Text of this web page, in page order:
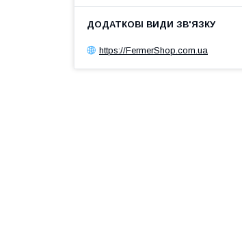
https://FermerShop.com.ua